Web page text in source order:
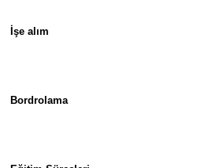
İşe alım
Bordrolama